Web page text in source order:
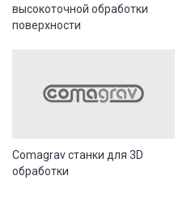
высокоточной обработки
поверхности
Comagrav станки для 3D
обработки